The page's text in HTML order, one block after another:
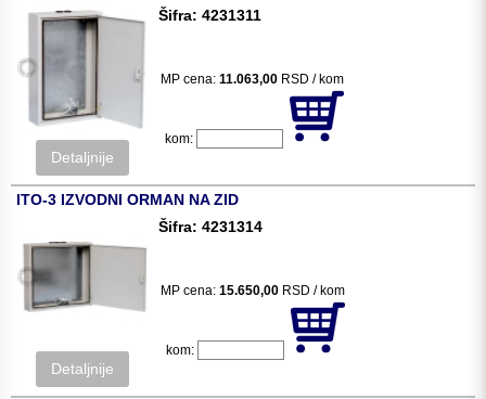
Detaljnije
Šifra: 4231311
MP cena: 11.063,00 RSD / kom
kom:
ITO-3 IZVODNI ORMAN NA ZID
Detaljnije
Šifra: 4231314
MP cena: 15.650,00 RSD / kom
kom: